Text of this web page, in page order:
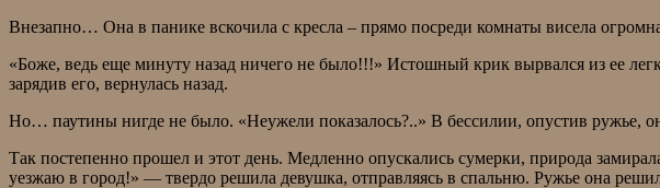
Внезапно… Она в панике вскочила с кресла – прямо посреди комнаты висела
«Боже, ведь еще минуту назад ничего не было!!!» Истошный крик вырвался из ее
зарядив его, вернулась назад.
Но… паутины нигде не было. «Неужели показалось?..» В бессилии, опустив ружье,
Так постепенно прошел и этот день. Медленно опускались сумерки, природа
уезжаю в город!» — твердо решила девушка, отправляясь в спальню. Ружье она